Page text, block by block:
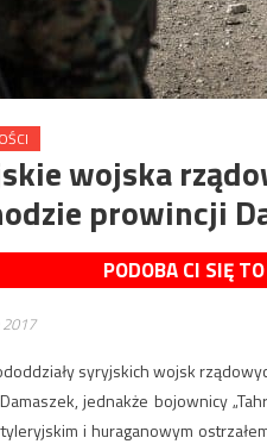
wojska
prowincji
PODOBA CI SIĘ
syryjskich wojsk
jednakże bojownicy
i huraganowym